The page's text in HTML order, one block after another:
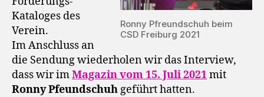
Ronny Pfreundschuh beim
CSD Freiburg 2021
Kataloges des
Verein.
Im Anschluss an
die Sendung wiederholen wir das Interview,
dass wir imMagazin vom 15. Juli 2021mit
Ronny Pfeundschuhgeführt hatten.